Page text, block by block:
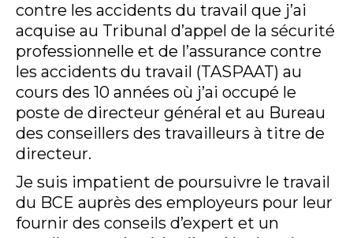
contre les accidents du travail que j’ai
acquise au Tribunal d’appel de la sécurité
professionnelle et de l’assurance contre
les accidents du travail (TASPAAT) au
cours des 10 années où j’ai occupé le
poste de directeur général et au Bureau
des conseillers des travailleurs à titre de
directeur.
Je suis impatient de poursuivre le travail
du BCE auprès des employeurs pour leur
fournir des conseils d’expert et un